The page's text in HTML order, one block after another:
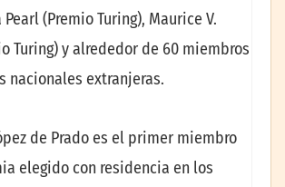
Pearl (Premio Turing), Maurice V.
Turing) y alrededor de 60 miembros
nacionales extranjeras.
de Prado es el primer miembro
elegido con residencia en los